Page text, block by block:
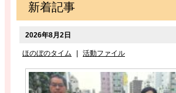
新着記事
2026年8月2日
ほのぼのタイム 活動ファイル